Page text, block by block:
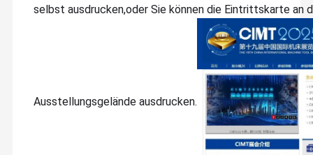
selbst ausdrucken,oder Sie können die Eintrittskarte an
Ausstellungsgelände ausdrucken.